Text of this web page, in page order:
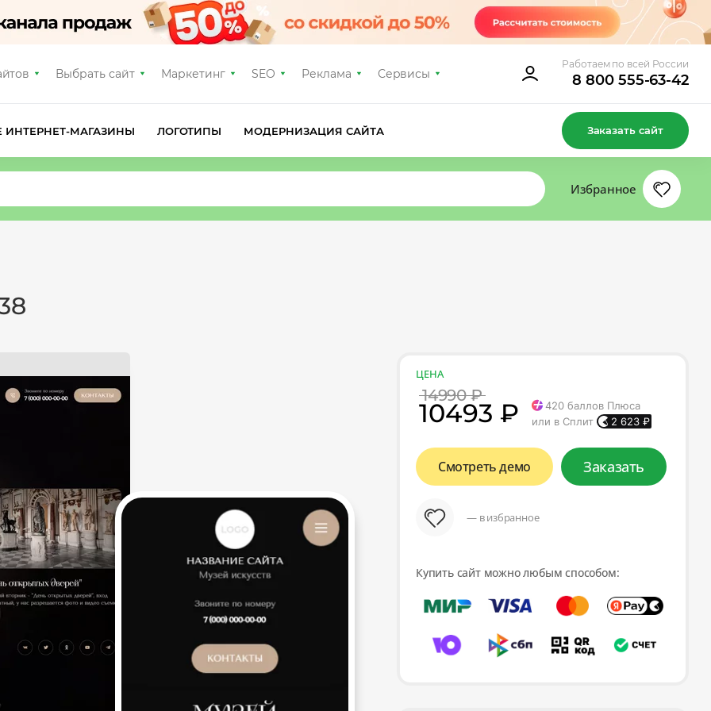
Выбрать сайт Маркетинг SEO Реклама Сервисы
Работаем по всей России
8 800 555-63-42
ИНТЕРНЕТ-МАГАЗИНЫ ЛОГОТИПЫ МОДЕРНИЗАЦИЯ САЙТА Заказать сайт
Избранное
ЦЕНА
14990 ₽
10493 ₽ 420 баллов Плюса
или в Сплит
2 623 ₽
Смотреть демо Заказать
— в избранное
Купить сайт можно любым способом: